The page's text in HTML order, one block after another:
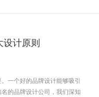
设计原则
一个好的品牌设计能够吸引
的品牌设计公司，我们深知